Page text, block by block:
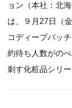
ョン（本社：北
は、９月27日（
コディープパッ
約待ち人数がの
刺す化粧品シリ